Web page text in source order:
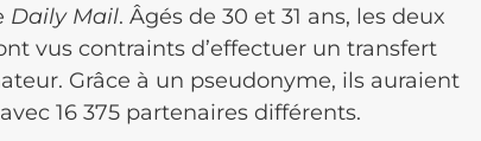
Daily Mail. Âgés de 30 et 31 ans, les deux
vus contraints d’effectuer un transfert
Grâce à un pseudonyme, ils auraient
16 375 partenaires différents.